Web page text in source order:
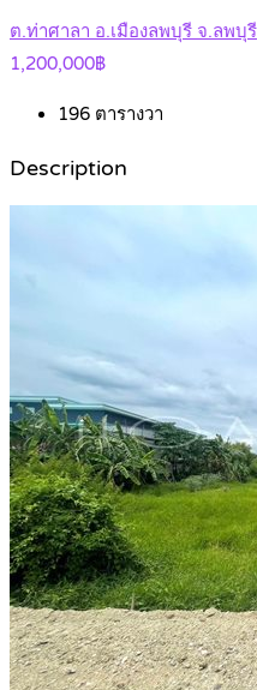
ต.ท่าศาลา อ.เมืองลพบุรี จ.ลพบุรี
1,200,000฿
196 ตารางวา
Description